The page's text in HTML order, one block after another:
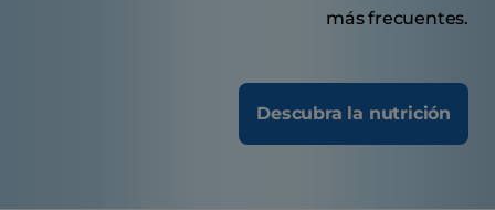
más frecuentes.
Descubra la nutrición